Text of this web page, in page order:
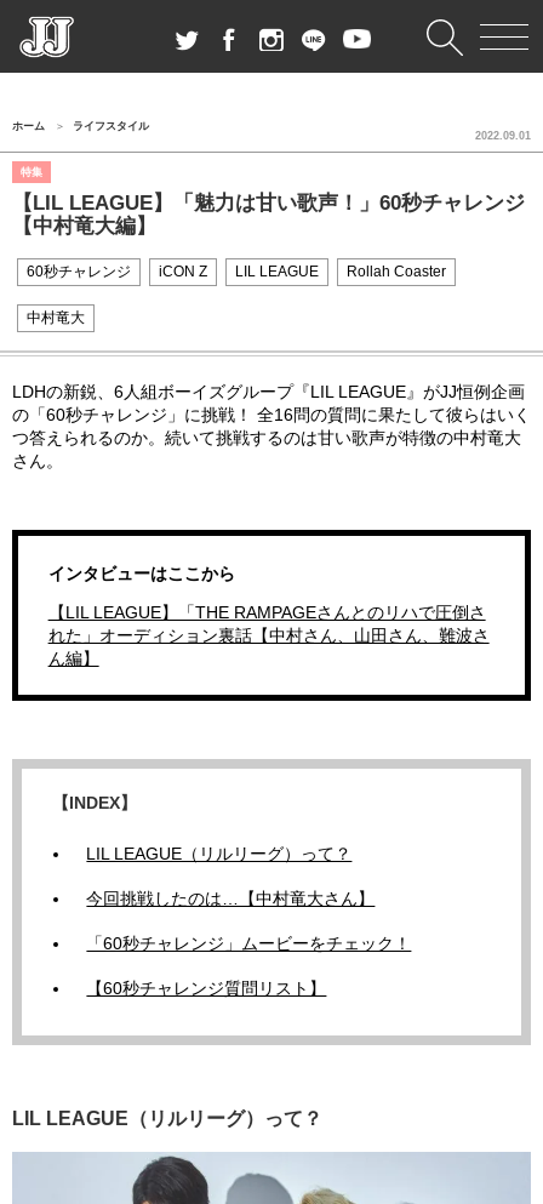
ホーム ライフスタイル
特集
【LIL LEAGUE】「魅力は甘い歌声！」60秒チャレンジ
【中村竜大編】
2022.09.01
60秒チャレンジ iCON Z LIL LEAGUE Rollah Coaster
中村竜大
LDHの新鋭、6人組ボーイズグループ『LIL LEAGUE』がJJ恒例企画
の「60秒チャレンジ」に挑戦！ 全16問の質問に果たして彼らはいく
つ答えられるのか。続いて挑戦するのは甘い歌声が特徴の中村竜大
さん。
インタビューはここから
【LIL LEAGUE】「THE RAMPAGEさんとのリハで圧倒さ
れた」オーディション裏話【中村さん、山田さん、難波さ
ん編】
【INDEX】
LIL LEAGUE（リルリーグ）って？
今回挑戦したのは…【中村竜大さん】
「60秒チャレンジ」ムービーをチェック！
【60秒チャレンジ質問リスト】
LIL LEAGUE（リルリーグ）って？